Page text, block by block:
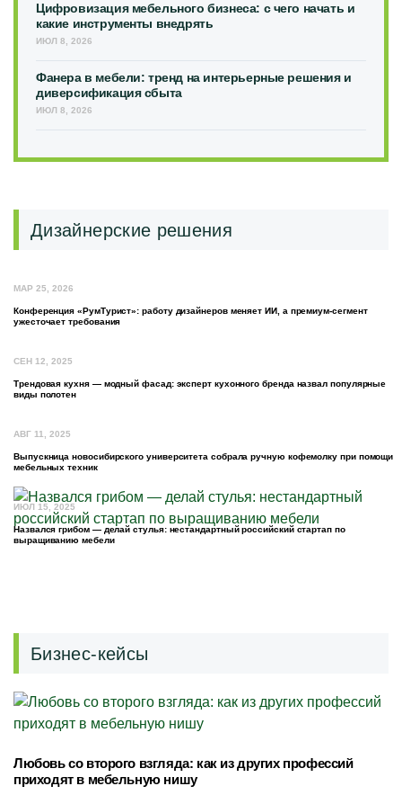
Цифровизация мебельного бизнеса: с чего начать и
какие инструменты внедрять
ИЮЛ 8, 2026
Фанера в мебели: тренд на интерьерные решения и
диверсификация сбыта
ИЮЛ 8, 2026
Дизайнерские решения
МАР 25, 2026
Конференция «РумТурист»: работу дизайнеров меняет ИИ, а премиум-сегмент
ужесточает требования
СЕН 12, 2025
Трендовая кухня — модный фасад: эксперт кухонного бренда назвал популярные
виды полотен
АВГ 11, 2025
Выпускница новосибирского университета собрала ручную кофемолку при помощи
мебельных техник
ИЮЛ 15, 2025
Назвался грибом — делай стулья: нестандартный российский стартап по
выращиванию мебели
Бизнес-кейсы
Любовь со второго взгляда: как из других профессий
приходят в мебельную нишу